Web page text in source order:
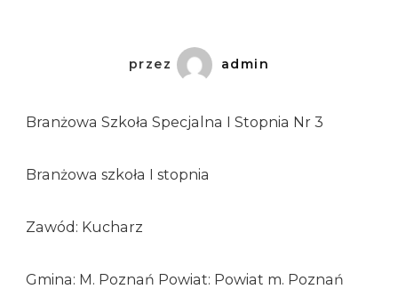
przez admin
Branżowa Szkoła Specjalna I Stopnia Nr 3
Branżowa szkoła I stopnia
Zawód: Kucharz
Gmina: M. Poznań Powiat: Powiat m. Poznań